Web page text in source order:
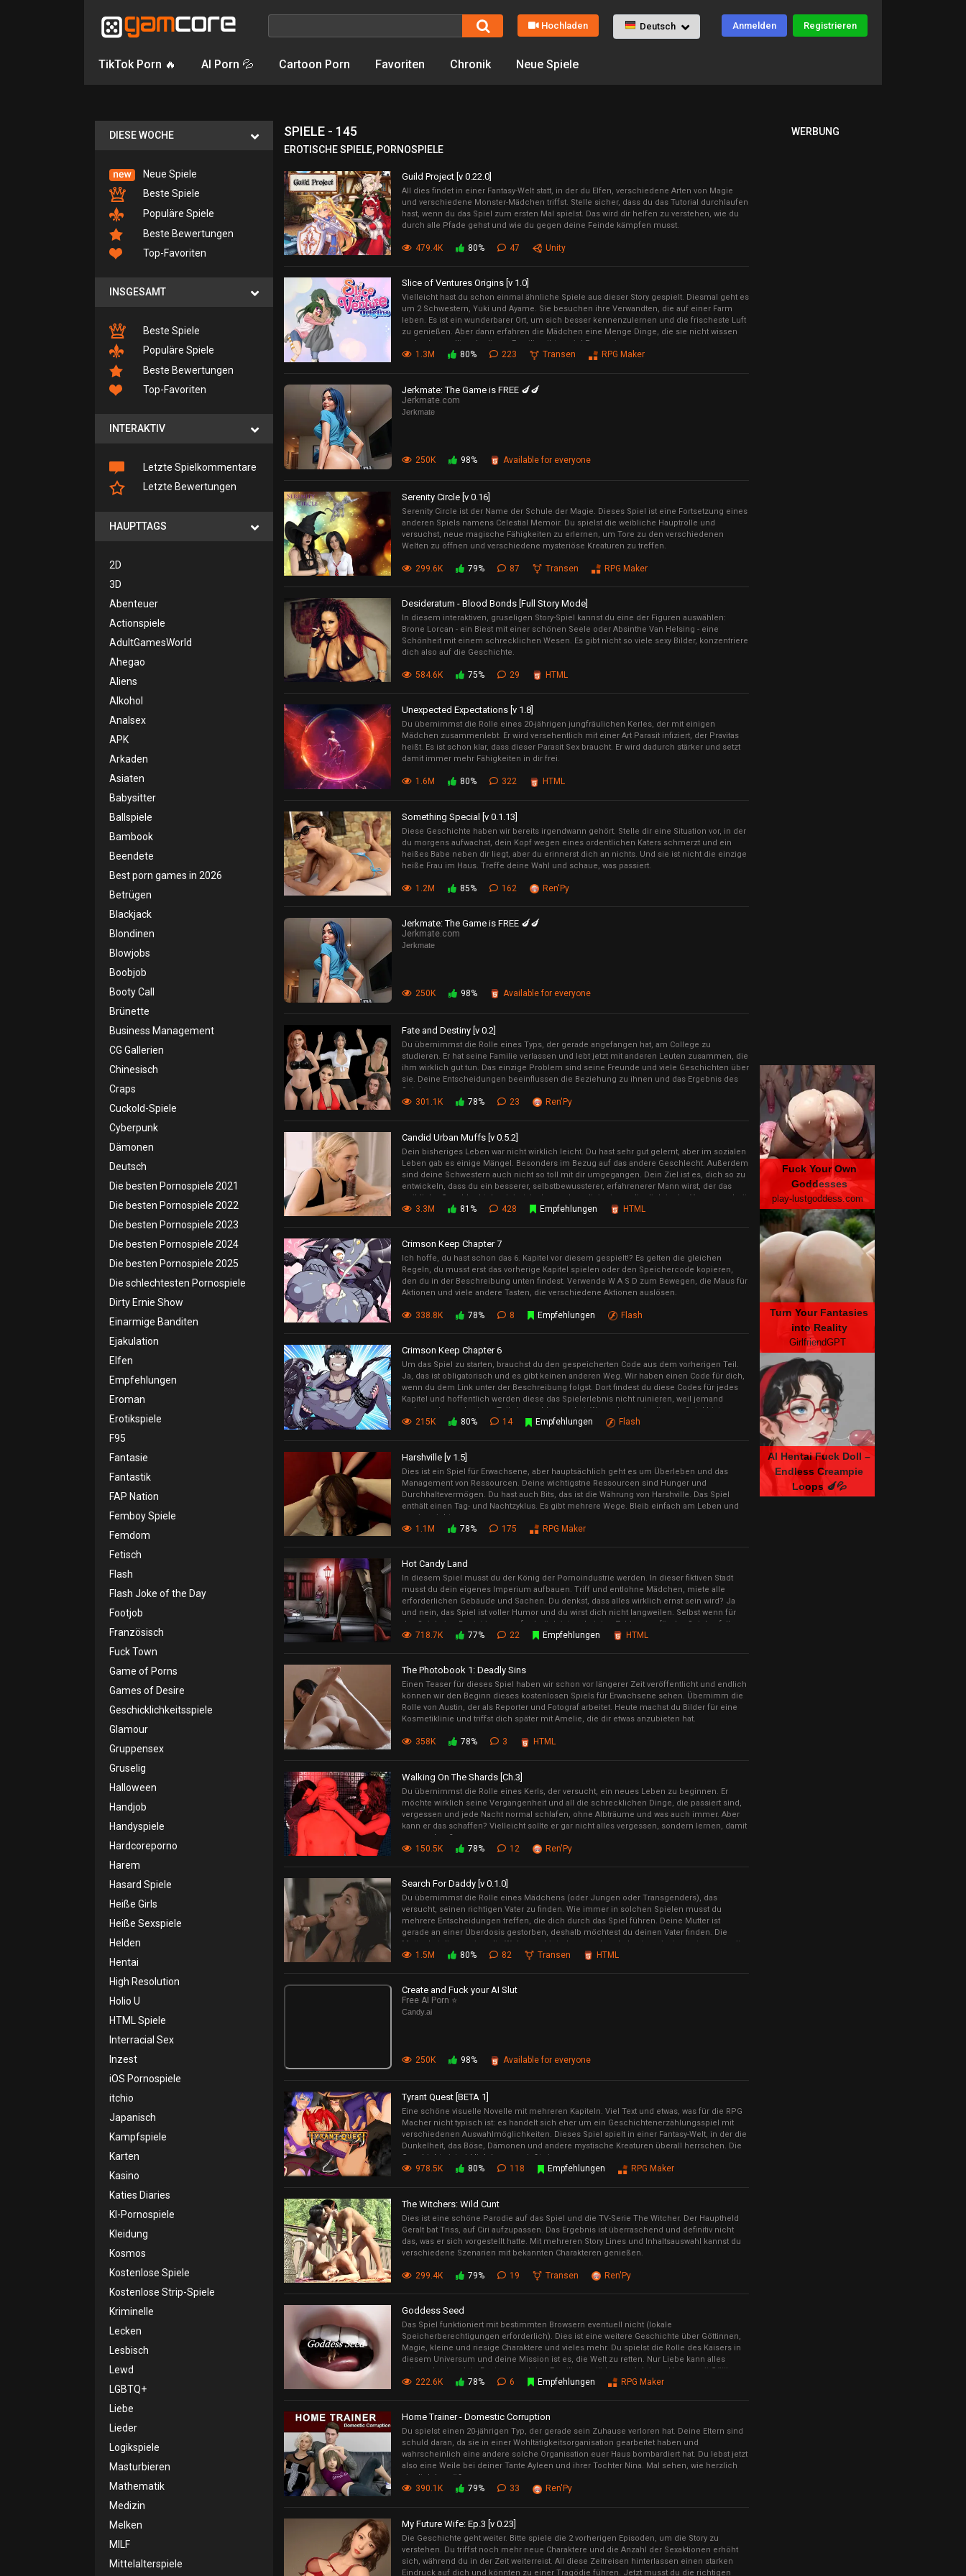
Hochladen Deutsch Anmelden Registrieren
TikTok Porn 🔥 AI Porn 💦 Cartoon Porn Favoriten Chronik Neue Spiele
DIESE WOCHE
Neue Spiele
Beste Spiele
Populäre Spiele
Beste Bewertungen
Top-Favoriten
INSGESAMT
Beste Spiele
Populäre Spiele
Beste Bewertungen
Top-Favoriten
INTERAKTIV
Letzte Spielkommentare
Letzte Bewertungen
HAUPTTAGS
2D
3D
Abenteuer
Actionspiele
AdultGamesWorld
Ahegao
Aliens
Alkohol
Analsex
APK
Arkaden
Asiaten
Babysitter
Ballspiele
Bambook
Beendete
Best porn games in 2026
Betrügen
Blackjack
Blondinen
Blowjobs
Boobjob
Booty Call
Brünette
Business Management
CG Gallerien
Chinesisch
Craps
Cuckold-Spiele
Cyberpunk
Dämonen
Deutsch
Die besten Pornospiele 2021
Die besten Pornospiele 2022
Die besten Pornospiele 2023
Die besten Pornospiele 2024
Die besten Pornospiele 2025
Die schlechtesten Pornospiele
Dirty Ernie Show
Einarmige Banditen
Ejakulation
Elfen
Empfehlungen
Eroman
Erotikspiele
F95
Fantasie
Fantastik
FAP Nation
Femboy Spiele
Femdom
Fetisch
Flash
Flash Joke of the Day
Footjob
Französisch
Fuck Town
Game of Porns
Games of Desire
Geschicklichkeitsspiele
Glamour
Gruppensex
Gruselig
Halloween
Handjob
Handyspiele
Hardcoreporno
Harem
Hasard Spiele
Heiße Girls
Heiße Sexspiele
Helden
Hentai
High Resolution
Holio U
HTML Spiele
Interracial Sex
Inzest
iOS Pornospiele
itchio
Japanisch
Kampfspiele
Karten
Kasino
Katies Diaries
KI-Pornospiele
Kleidung
Kosmos
Kostenlose Spiele
Kostenlose Strip-Spiele
Kriminelle
Lecken
Lesbisch
Lewd
LGBTQ+
Liebe
Lieder
Logikspiele
Masturbieren
Mathematik
Medizin
Melken
MILF
Mittelalterspiele
SPIELE - 145
EROTISCHE SPIELE, PORNOSPIELE
Guild Project [v 0.22.0]
All dies findet in einer Fantasy-Welt statt, in der du Elfen, verschiedene Arten von Magie
und verschiedene Monster-Mädchen triffst. Stelle sicher, dass du das Tutorial durchlaufen
hast, wenn du das Spiel zum ersten Mal spielst. Das wird dir helfen zu verstehen, wie du
durch alle Pfade gehst und wie du gegen deine Feinde kämpfen musst.
479.4K 80% 47 Unity
Slice of Ventures Origins [v 1.0]
Vielleicht hast du schon einmal ähnliche Spiele aus dieser Story gespielt. Diesmal geht es
um 2 Schwestern, Yuki und Ayame. Sie besuchen ihre Verwandten, die auf einer Farm
leben. Es ist ein wunderbarer Ort, um sich besser kennenzulernen und die frischeste Luft
zu genießen. Aber dann erfahren die Mädchen eine Menge Dinge, die sie nicht wissen
und sehen sollten. In dieser Familie gibt es viel Perversion.
1.3M 80% 223 Transen RPG Maker
Jerkmate: The Game is FREE 🍆🍆
Jerkmate.com
Jerkmate
250K 98% Available for everyone
Serenity Circle [v 0.16]
Serenity Circle ist der Name der Schule der Magie. Dieses Spiel ist eine Fortsetzung eines
anderen Spiels namens Celestial Memoir. Du spielst die weibliche Hauptrolle und
versuchst, neue magische Fähigkeiten zu erlernen, um Tore zu den verschiedenen
Welten zu öffnen und verschiedene mysteriöse Kreaturen zu treffen.
299.6K 79% 87 Transen RPG Maker
Desideratum - Blood Bonds [Full Story Mode]
In diesem interaktiven, gruseligen Story-Spiel kannst du eine der Figuren auswählen:
Brone Lorcan - ein Biest mit einer schönen Seele oder Absinthe Van Helsing - eine
Schönheit mit einem schrecklichen Wesen. Es gibt nicht so viele sexy Bilder, konzentriere
dich also auf die Geschichte.
584.6K 75% 29 HTML
Unexpected Expectations [v 1.8]
Du übernimmst die Rolle eines 20-jährigen jungfräulichen Kerles, der mit einigen
Mädchen zusammenlebt. Er wird versehentlich mit einer Art Parasit infiziert, der Pravitas
heißt. Es ist schon klar, dass dieser Parasit Sex braucht. Er wird dadurch stärker und setzt
damit immer mehr Fähigkeiten in dir frei.
1.6M 80% 322 HTML
Something Special [v 0.1.13]
Diese Geschichte haben wir bereits irgendwann gehört. Stelle dir eine Situation vor, in der
du morgens aufwachst, dein Kopf wegen eines ordentlichen Katers schmerzt und ein
heißes Babe neben dir liegt, aber du erinnerst dich an nichts. Und sie ist nicht die einzige
heiße Frau im Haus. Treffe deine Wahl und schaue, was passiert.
1.2M 85% 162 Ren'Py
Jerkmate: The Game is FREE 🍆🍆
Jerkmate.com
Jerkmate
250K 98% Available for everyone
Fate and Destiny [v 0.2]
Du übernimmst die Rolle eines Typs, der gerade angefangen hat, am College zu
studieren. Er hat seine Familie verlassen und lebt jetzt mit anderen Leuten zusammen, die
ihm wirklich gut tun. Das einzige Problem sind seine Freunde und viele Geschichten über
sie. Deine Entscheidungen beeinflussen die Beziehung zu ihnen und das Ergebnis des
Spiels.
301.1K 78% 23 Ren'Py
Candid Urban Muffs [v 0.5.2]
Dein bisheriges Leben war nicht wirklich leicht. Du hast sehr gut gelernt, aber im sozialen
Leben gab es einige Mängel. Besonders im Bezug auf das andere Geschlecht. Außerdem
sind deine Schwestern auch nicht so toll mit dir umgegangen. Dein Ziel ist es, dich so zu
entwickeln, dass du ein besserer, selbstbewussterer, erfahrenerer Mann wirst, der das
weibliche Geschlecht dominiert, insbesondere diejenigen, die dich in der Vergangenheit
geplagt haben.
3.3M 81% 428 Empfehlungen HTML
Crimson Keep Chapter 7
Ich hoffe, du hast schon das 6. Kapitel vor diesem gespielt!? Es gelten die gleichen
Regeln, du musst erst das vorherige Kapitel spielen oder den Speichercode kopieren,
den du in der Beschreibung unten findest. Verwende W A S D zum Bewegen, die Maus für
Aktionen und viele andere Tasten, die verschiedene Aktionen auslösen.
338.8K 78% 8 Empfehlungen Flash
Crimson Keep Chapter 6
Um das Spiel zu starten, brauchst du den gespeicherten Code aus dem vorherigen Teil.
Ja, das ist obligatorisch und es gibt keinen anderen Weg. Wir haben einen Code für dich,
wenn du dem Link unter der Beschreibung folgst. Dort findest du diese Codes für jedes
Kapitel und hoffentlich werden diese das Spielerlebnis nicht ruinieren, weil jemand
anderes den vorherigen Teil abgeschlossen hat. Wenn du neu in diesem Spiel bist,
empfehlen wir wirklich, es mit dem ersten Kapitel zu versuchen, um alles über das
215K 80% 14 Empfehlungen Flash
Harshville [v 1.5]
Dies ist ein Spiel für Erwachsene, aber hauptsächlich geht es um Überleben und das
Management von Ressourcen. Deine wichtigstne Ressourcen sind Hunger und
Durchhaltevermögen. Du hast auch Bits, das ist die Währung von Harshville. Das Spiel
enthält einen Tag- und Nachtzyklus. Es gibt mehrere Wege. Bleib einfach am Leben und
vergiss nicht zu essen.
1.1M 78% 175 RPG Maker
Hot Candy Land
In diesem Spiel musst du der König der Pornoindustrie werden. In dieser fiktiven Stadt
musst du dein eigenes Imperium aufbauen. Triff und entlohne Mädchen, miete alle
erforderlichen Gebäude und Sachen. Du denkst, dass alles wirklich ernst sein wird? Ja
und nein, das Spiel ist voller Humor und du wirst dich nicht langweilen. Selbst wenn für
das Spiel eine Registrierung erforderlich ist und einige Zahlungen für das Spiel anfallen,
kannst du es trotzdem völlig kostenlos spielen.
718.7K 77% 22 Empfehlungen HTML
The Photobook 1: Deadly Sins
Einen Teaser für dieses Spiel haben wir schon vor längerer Zeit veröffentlicht und endlich
können wir den Beginn dieses kostenlosen Spiels für Erwachsene sehen. Übernimm die
Rolle von Austin, der als Reporter und Fotograf arbeitet. Heute machst du Bilder für eine
Kosmetiklinie und triffst dich später mit Amelie, die dir etwas anzubieten hat.
358K 78% 3 HTML
Walking On The Shards [Ch.3]
Du übernimmst die Rolle eines Kerls, der versucht, ein neues Leben zu beginnen. Er
möchte wirklich seine Vergangenheit und all die schrecklichen Dinge, die passiert sind,
vergessen und jede Nacht normal schlafen, ohne Albträume und was auch immer. Aber
kann er das schaffen? Vielleicht sollte er gar nicht alles vergessen, sondern lernen, damit
umzugehen?
150.5K 78% 12 Ren'Py
Search For Daddy [v 0.1.0]
Du übernimmst die Rolle eines Mädchens (oder Jungen oder Transgenders), das
versucht, seinen richtigen Vater zu finden. Wie immer in solchen Spielen musst du
mehrere Entscheidungen treffen, die dich durch das Spiel führen. Deine Mutter ist
gerade an einer Überdosis gestorben, deshalb möchtest du deinen Vater finden. Die
Mutter hat dir nur eine alte Wohnung hinterlassen, aber du hast wenigstens etwas, womit
du anfangen kannst.
1.5M 80% 82 Transen HTML
Create and Fuck your AI Slut
Free AI Porn ⭐️
Candy.ai
250K 98% Available for everyone
Tyrant Quest [BETA 1]
Eine schöne visuelle Novelle mit mehreren Kapiteln. Viel Text und etwas, was für die RPG
Macher nicht typisch ist: es handelt sich eher um ein Geschichtenerzählungsspiel mit
verschiedenen Auswahlmöglichkeiten. Dieses Spiel spielt in einer Fantasy-Welt, in der die
Dunkelheit, das Böse, Dämonen und andere mystische Kreaturen überall herrschen. Die
Geschichte ist wirklich lang, genießt sie.
978.5K 80% 118 Empfehlungen RPG Maker
The Witchers: Wild Cunt
Dies ist eine schöne Parodie auf das Spiel und die TV-Serie The Witcher. Der Hauptheld
Geralt bat Triss, auf Ciri aufzupassen. Das Ergebnis ist überraschend und definitiv nicht
das, was er sich vorgestellt hatte. Mit mehreren Story Lines und Inhaltsauswahl kannst du
verschiedene Szenarien mit bekannten Charakteren genießen.
299.4K 79% 19 Transen Ren'Py
Goddess Seed
Das Spiel funktioniert mit bestimmten Browsern eventuell nicht (lokale
Speicherberechtigungen erforderlich). Dies ist eine weitere Geschichte über Göttinnen,
Magie, kleine und riesige Charaktere und vieles mehr. Du spielst die Rolle des Kaisers in
diesem Universum und deine Mission ist es, die Welt zu retten. Nur Liebe kann alles
retten, also tue dein Bestes, um deine Familie zu stärken und deinen Harem mit Göttinnen
zu erschaffen.
222.6K 78% 6 Empfehlungen RPG Maker
Home Trainer - Domestic Corruption
Du spielst einen 20-jährigen Typ, der gerade sein Zuhause verloren hat. Deine Eltern sind
schuld daran, da sie in einer Wohltätigkeitsorganisation gearbeitet haben und
wahrscheinlich eine andere solche Organisation euer Haus bombardiert hat. Du lebst jetzt
also eine Weile bei deiner Tante Ayleen und ihrer Tochter Nina. Mal sehen, wie herzlich
sie dich begrüßen.
390.1K 79% 33 Ren'Py
My Future Wife: Ep.3 [v 0.23]
Die Geschichte geht weiter. Bitte spiele die 2 vorherigen Episoden, um die Story zu
verstehen. Du triffst noch mehr neue Charaktere und die Anzahl der Sexaktionen erhöht
sich, während du in der Zeit weiterreist. All diese Zeitreisen hinterlassen einen starken
Eindruck auf dich und könnten zu einer Tragödie führen. Jetzt musst du die richtigen
WERBUNG
Fuck Your Own
Goddesses
play-lustgoddess.com
Turn Your Fantasies
into Reality
GirlfriendGPT
AI Hentai Fuck Doll –
Endless Creampie
Loops 🍆💦